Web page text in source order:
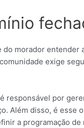
morador entender
exige
responsável por
Além disso, é esse
a programação